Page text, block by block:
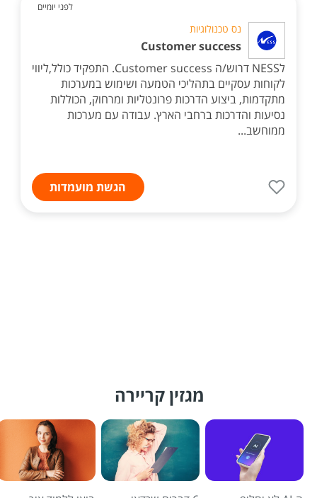
לפני יומיים
נס טכנולוגיות
Customer success
לNESS דרוש/ה Customer success. התפקיד כולל,ליווי
לקוחות עסקיים בתהליכי הטמעה ושימוש במערכות
מתקדמות, ביצוע הדרכות פרונטליות ומרחוק, הכוללות
נסיעות והדרכות ברחבי הארץ. עבודה עם מערכות
ממוחשב...
הגשת מועמדות
מגזין קריירה